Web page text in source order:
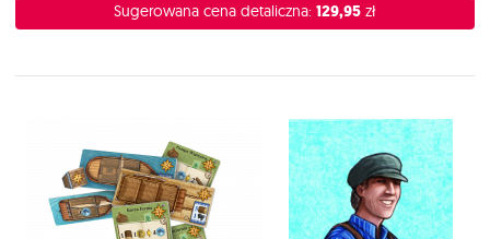
Sugerowana cena detaliczna: 129,95 zł